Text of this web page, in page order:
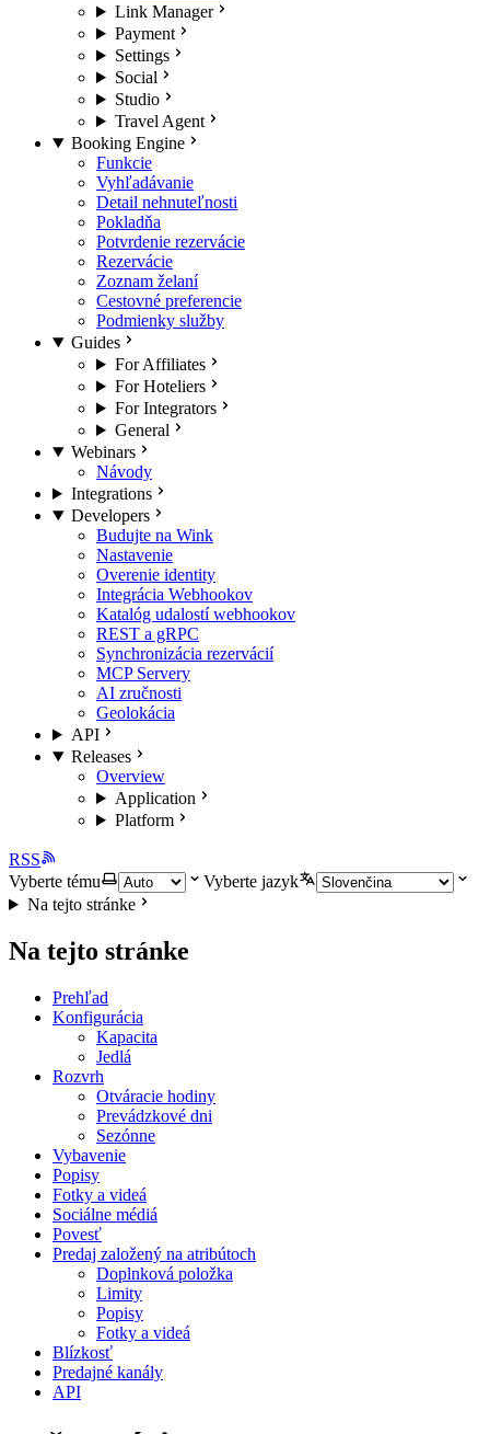
Link Manager
Payment
Settings
Social
Studio
Travel Agent
Booking Engine
Funkcie
Vyhľadávanie
Detail nehnuteľnosti
Pokladňa
Potvrdenie rezervácie
Rezervácie
Zoznam želaní
Cestovné preferencie
Podmienky služby
Guides
For Affiliates
For Hoteliers
For Integrators
General
Webinars
Návody
Integrations
Developers
Budujte na Wink
Nastavenie
Overenie identity
Integrácia Webhookov
Katalóg udalostí webhookov
REST a gRPC
Synchronizácia rezervácií
MCP Servery
AI zručnosti
Geolokácia
API
Releases
Overview
Application
Platform
RSS
Vyberte tému
Vyberte jazyk
Na tejto stránke
Na tejto stránke
Prehľad
Konfigurácia
Kapacita
Jedlá
Rozvrh
Otváracie hodiny
Prevádzkové dni
Sezónne
Vybavenie
Popisy
Fotky a videá
Sociálne médiá
Povesť
Predaj založený na atribútoch
Doplnková položka
Limity
Popisy
Fotky a videá
Blízkosť
Predajné kanály
API